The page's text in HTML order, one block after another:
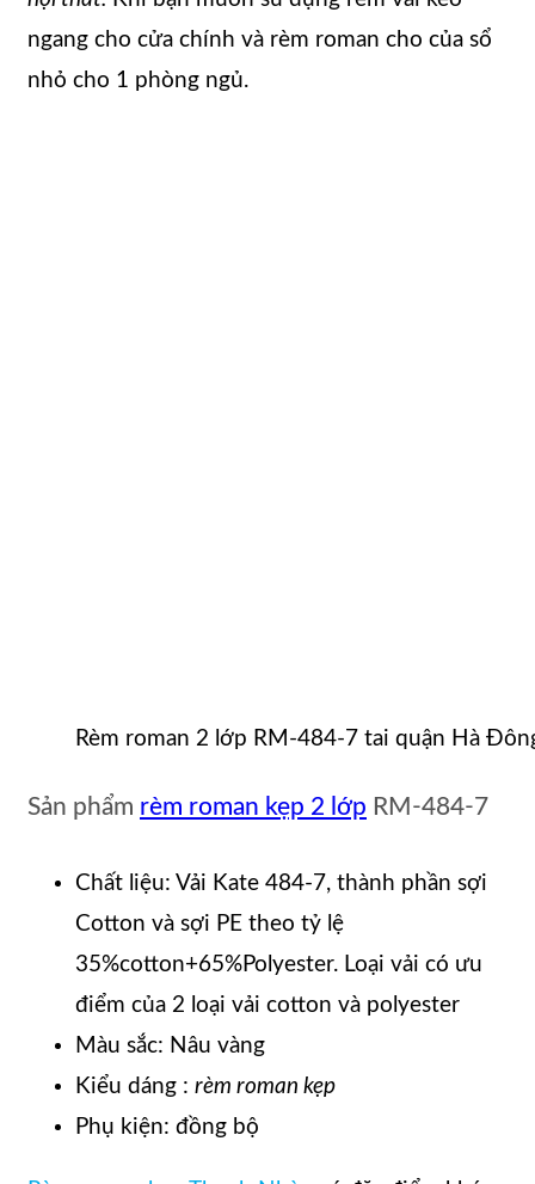
ngang cho cửa chính và rèm roman cho của sổ
nhỏ cho 1 phòng ngủ.
Rèm roman 2 lớp RM-484-7 tai quận Hà
Sản phẩm rèm roman kẹp 2 lớp RM-484-7
Chất liệu: Vải Kate 484-7, thành phần sợi
Cotton và sợi PE theo tỷ lệ
35%cotton+65%Polyester. Loại vải có ưu
điểm của 2 loại vải cotton và polyester
Màu sắc: Nâu vàng
Kiểu dáng : rèm roman kẹp
Phụ kiện: đồng bộ